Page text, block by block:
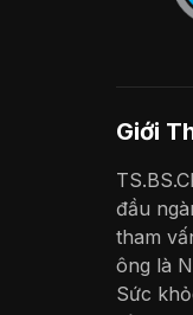
Giới
đầu
tham
ông là
Sức